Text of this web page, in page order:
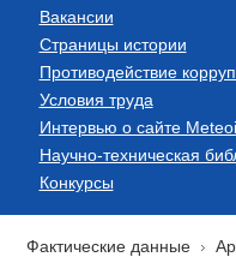
Вакансии
Страницы истории
Противодействие
Условия труда
Интервью о сайте
Научно-техническая
Конкурсы
Фактические данные